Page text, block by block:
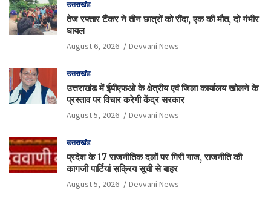
उत्तराखंड
तेज रफ्तार टैंकर ने तीन छात्रों को रौंदा, एक की मौत, दो गंभीर
घायल
August 6, 2026 Devvani News
उत्तराखंड
उत्तराखंड में ईपीएफओ के क्षेत्रीय एवं जिला कार्यालय खोलने के
प्रस्ताव पर विचार करेगी केंद्र सरकार
August 5, 2026 Devvani News
उत्तराखंड
प्रदेश के 17 राजनीतिक दलों पर गिरी गाज, राजनीति की
कागजी पार्टियां सक्रिय सूची से बाहर
August 5, 2026 Devvani News